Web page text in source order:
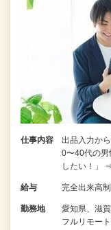
仕事内容
出品入力か
0〜40代の男
したい！」
給与 完全出来高制
勤務地
愛知県、滋
フルリモー